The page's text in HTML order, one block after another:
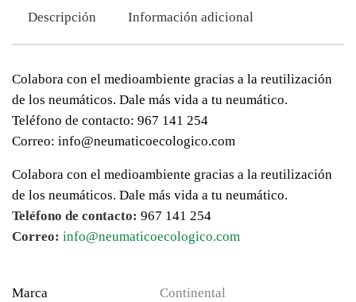
Descripción Información adicional
Colabora con el medioambiente gracias a la reutilización
de los neumáticos. Dale más vida a tu neumático.
Teléfono de contacto: 967 141 254
Correo: info@neumaticoecologico.com
Colabora con el medioambiente gracias a la reutilización
de los neumáticos. Dale más vida a tu neumático.
Teléfono de contacto: 967 141 254
Correo: info@neumaticoecologico.com
Marca Continental